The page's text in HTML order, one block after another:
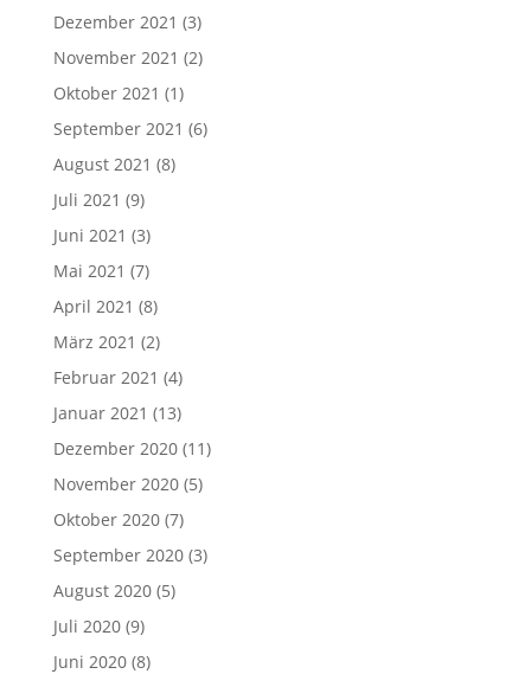
Dezember 2021 (3)
November 2021 (2)
Oktober 2021 (1)
September 2021 (6)
August 2021 (8)
Juli 2021 (9)
Juni 2021 (3)
Mai 2021 (7)
April 2021 (8)
März 2021 (2)
Februar 2021 (4)
Januar 2021 (13)
Dezember 2020(11)
November 2020(5)
Oktober 2020(7)
September 2020(3)
August 2020(5)
Juli 2020(9)
Juni 2020(8)